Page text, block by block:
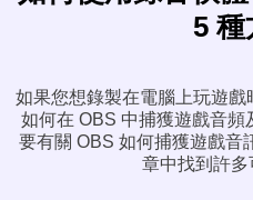
5
如果您想錄製在電腦上玩遊
如何在 OBS 中捕獲遊戲音
要有關 OBS 如何捕獲遊戲音
章中找到許多